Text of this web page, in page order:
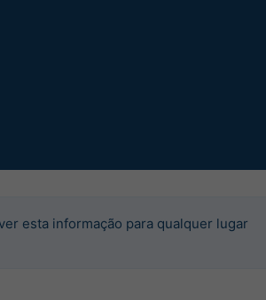
esta informação para qualquer lugar